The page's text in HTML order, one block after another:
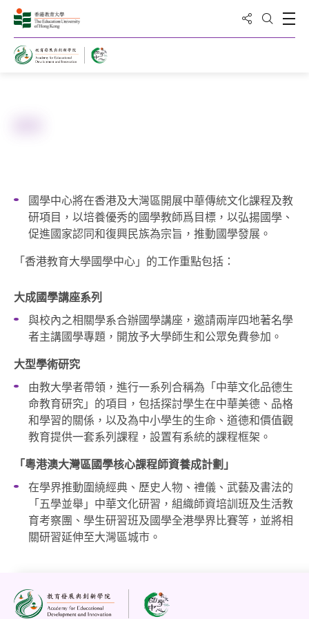
分享到打開搜
打
國學中心將在香港及大灣區開展中華傳統文化課程及教
研項目，以培養優秀的國學教師爲目標，以弘揚國學、
促進國家認同和復興民族為宗旨，推動國學發展。
「香港教育大學國學中心」的工作重點包括：
大成國學講座系列
與校內之相關學系合辦國學講座，邀請兩岸四地著名學
者主講國學專題，開放予大學師生和公眾免費參加。
大型學術研究
由教大學者帶領，進行一系列合稱為「中華文化品德生
命教育研究」的項目，包括探討學生在中華美德、品格
和學習的關係，以及為中小學生的生命、道德和價值觀
教育提供一套系列課程，設置有系統的課程框架。
「粵港澳大灣區國學核心課程師資養成計劃」
在學界推動圍繞經典、歷史人物、禮儀、武藝及書法的
「五學並舉」中華文化研習，組織師資培訓班及生活教
育考察團、學生研習班及國學全港學界比賽等，並將相
關研習延伸至大灣區城市。